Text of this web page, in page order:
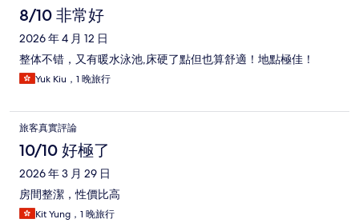
8/10 非常好
2026 年 4 月 12 日
整体不错，又有暖水泳池,床硬了點但也算舒適！地點極佳！
Yuk Kiu，1 晚旅行
旅客真實評論
10/10 好極了
2026 年 3 月 29 日
房間整潔，性價比高
Kit Yung，1 晚旅行